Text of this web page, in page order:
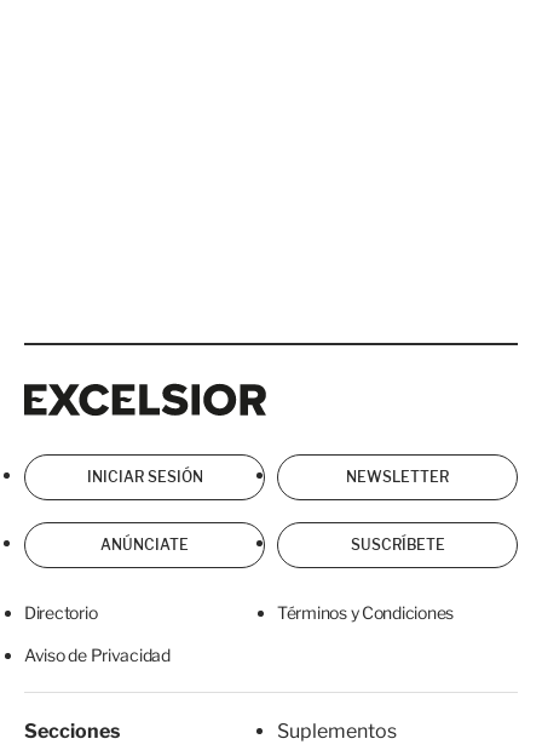
INICIAR SESIÓN NEWSLETTER
ANÚNCIATE SUSCRÍBETE
Directorio Términos y Condiciones
Aviso de Privacidad
Secciones
Suplementos